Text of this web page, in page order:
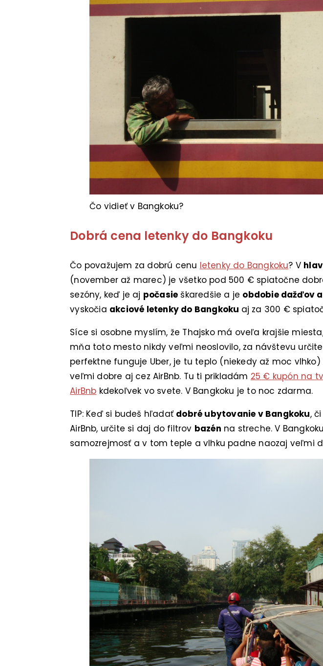
Čo vidieť v Bangkoku?
Dobrá cena letenky do Bangkoku
Čo považujem za dobrú cenu letenky do Bangkoku? V
(november až marec) je všetko pod 500 € spiatočne
sezóny, keď je aj počasie škaredšie a je obdobie dažďov
vyskočia akciové letenky do Bangkoku aj za 300 €
Síce si osobne myslím, že Thajsko má oveľa krajšie
mňa toto mesto nikdy veľmi neoslovilo, za návštevu
perfektne funguje Uber, je tu teplo (niekedy až moc
veľmi dobre aj cez AirBnb. Tu ti prikladám 25 € kupón na
AirBnb kdekoľvek vo svete. V Bangkoku je to noc zdarma.
TIP: Keď si budeš hľadať dobré ubytovanie v Bangkoku,
AirBnb, určite si daj do filtrov bazén na streche. V
samozrejmosť a v tom teple a vlhku padne naozaj veľmi